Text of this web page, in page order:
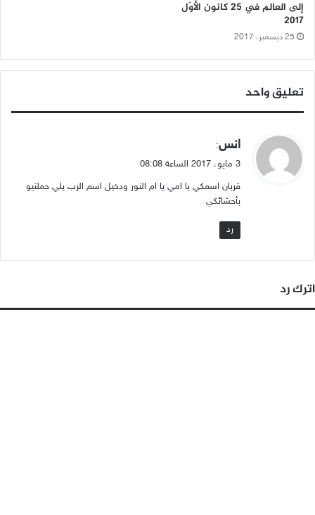
إلى العالم في 25 كانون الأوّل
2017
25 ديسمبر، 2017
تعليق واحد
ي
ق
ل
انس:
3 مايو، 2017 الساعة 08:08
قربان اسمكي يا امي يا ام النور ودخيل اسم الرب يلي حملتيو
بأحشائكي
رد
اترك رد